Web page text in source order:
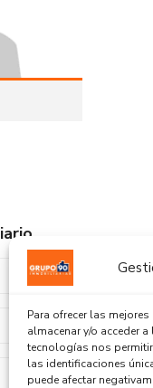
Para ofrecer las
almacenar y/o acceder
tecnologías nos
las identificaciones
puede afectar